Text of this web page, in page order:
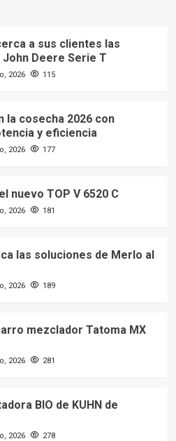
a sus clientes las
Deere Serie T
2026
115
la cosecha 2026 con
y eficiencia
2026
177
nuevo TOP V 6520 C
2026
181
las soluciones de Merlo al
2026
189
mezclador Tatoma MX
2026
281
BIO de KUHN de
2026 278